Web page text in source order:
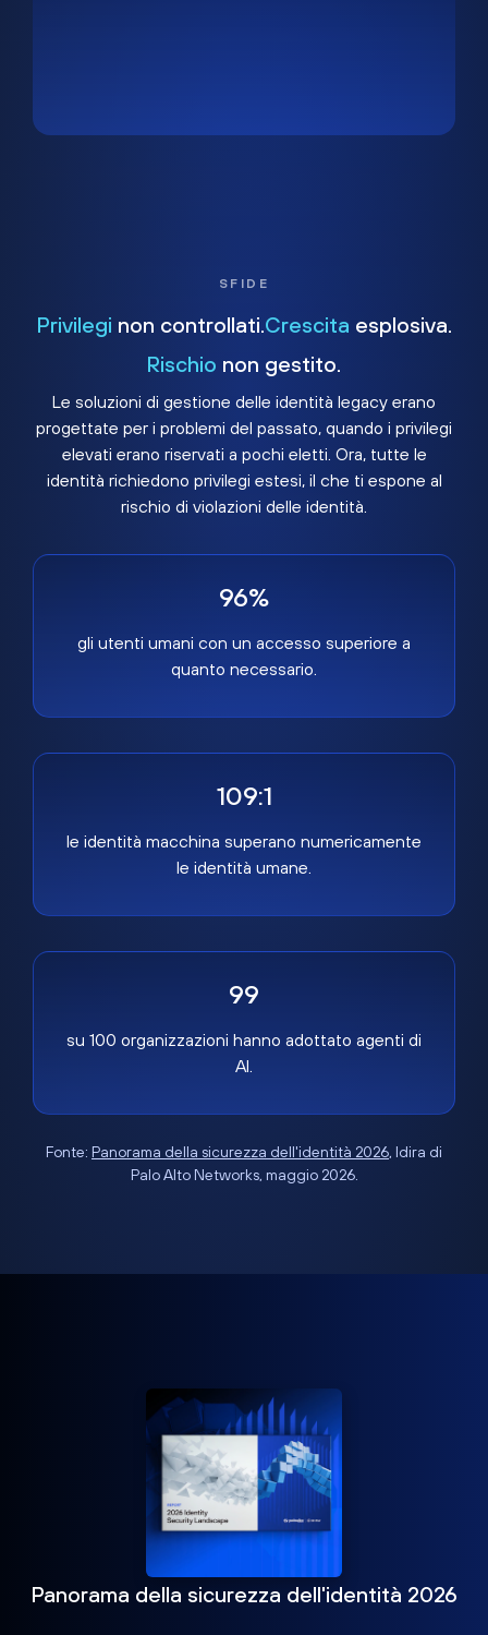
SFIDE
Privilegi non controllati. Crescita esplosiva.
Rischio non gestito.
Le soluzioni di gestione delle identità legacy erano
progettate per i problemi del passato, quando i privilegi
elevati erano riservati a pochi eletti. Ora, tutte le
identità richiedono privilegi estesi, il che ti espone al
rischio di violazioni delle identità.
96%
gli utenti umani con un accesso superiore a
quanto necessario.
109:1
le identità macchina superano numericamente
le identità umane.
99
su 100 organizzazioni hanno adottato agenti di
AI.
Fonte: Panorama della sicurezza dell'identità 2026, Idira di
Palo Alto Networks, maggio 2026.
Panorama della sicurezza dell'identità 2026